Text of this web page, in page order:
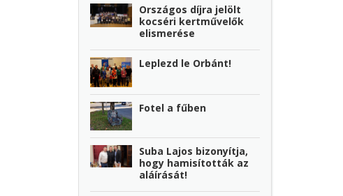
Országos díjra jelölt
kocséri kertművelők
elismerése
Leplezd le Orbánt!
Fotel a fűben
Suba Lajos bizonyítja,
hogy hamisították az
aláírását!